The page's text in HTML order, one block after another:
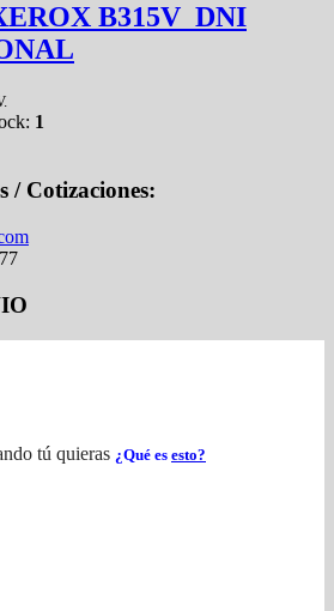
B315V_DNI
1
/ Cotizaciones:
tú quieras ¿Qué es esto?